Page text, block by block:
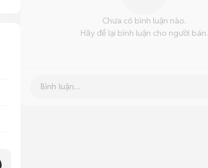
Chưa có bình luận nào.
Hãy để lại bình luận cho người bán.